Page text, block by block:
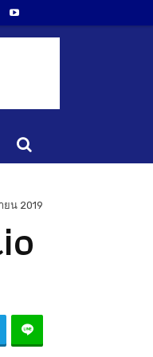
ยน 2019